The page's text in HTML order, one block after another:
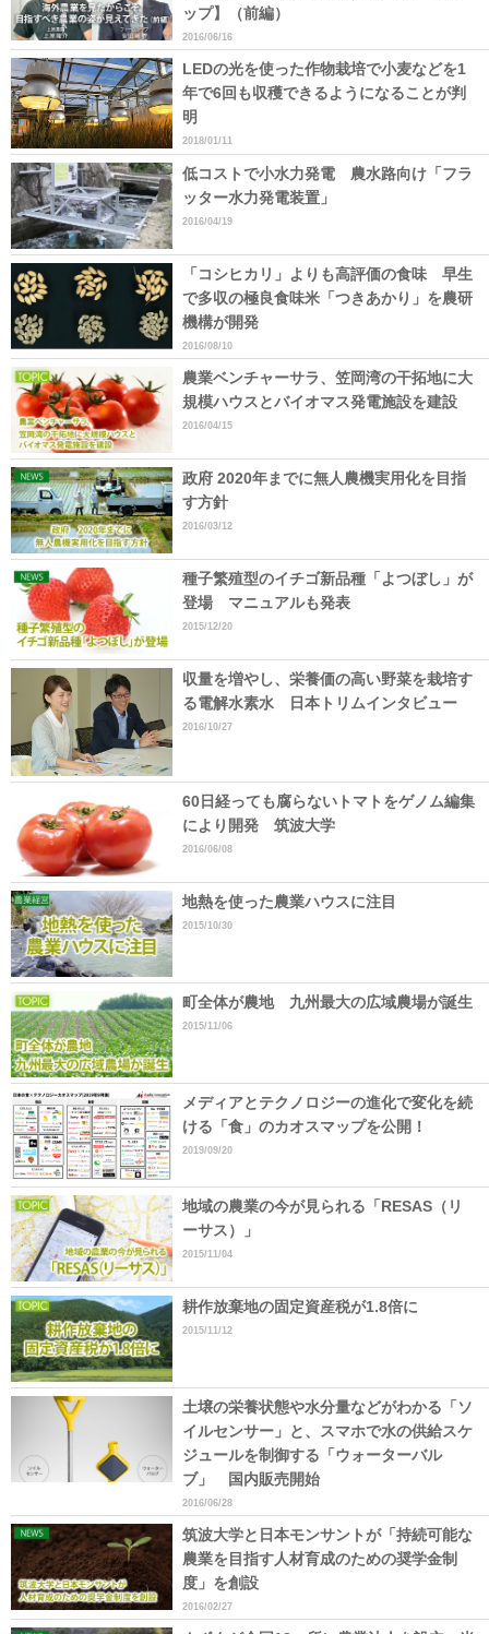
ップ】（前編）
2016/06/16
LEDの光を使った作物栽培で小麦などを1
年で6回も収穫できるようになることが判
明
2018/01/11
低コストで小水力発電 農水路向け「フラ
ッター水力発電装置」
2016/04/19
「コシヒカリ」よりも高評価の食味 早生
で多収の極良食味米「つきあかり」を農研
機構が開発
2016/08/10
農業ベンチャーサラ、笠岡湾の干拓地に大
規模ハウスとバイオマス発電施設を建設
2016/04/15
政府 2020年までに無人農機実用化を目指
す方針
2016/03/12
種子繁殖型のイチゴ新品種「よつぼし」が
登場 マニュアルも発表
2015/12/20
収量を増やし、栄養価の高い野菜を栽培す
る電解水素水 日本トリムインタビュー
2016/10/27
60日経っても腐らないトマトをゲノム編集
により開発 筑波大学
2016/06/08
地熱を使った農業ハウスに注目
2015/10/30
町全体が農地 九州最大の広域農場が誕生
2015/11/06
メディアとテクノロジーの進化で変化を続
ける「食」のカオスマップを公開！
2019/09/20
地域の農業の今が見られる「RESAS（リ
ーサス）」
2015/11/04
耕作放棄地の固定資産税が1.8倍に
2015/11/12
土壌の栄養状態や水分量などがわかる「ソ
イルセンサー」と、スマホで水の供給スケ
ジュールを制御する「ウォーターバル
ブ」 国内販売開始
2016/06/28
筑波大学と日本モンサントが「持続可能な
農業を目指す人材育成のための奨学金制
度」を創設
2016/02/27